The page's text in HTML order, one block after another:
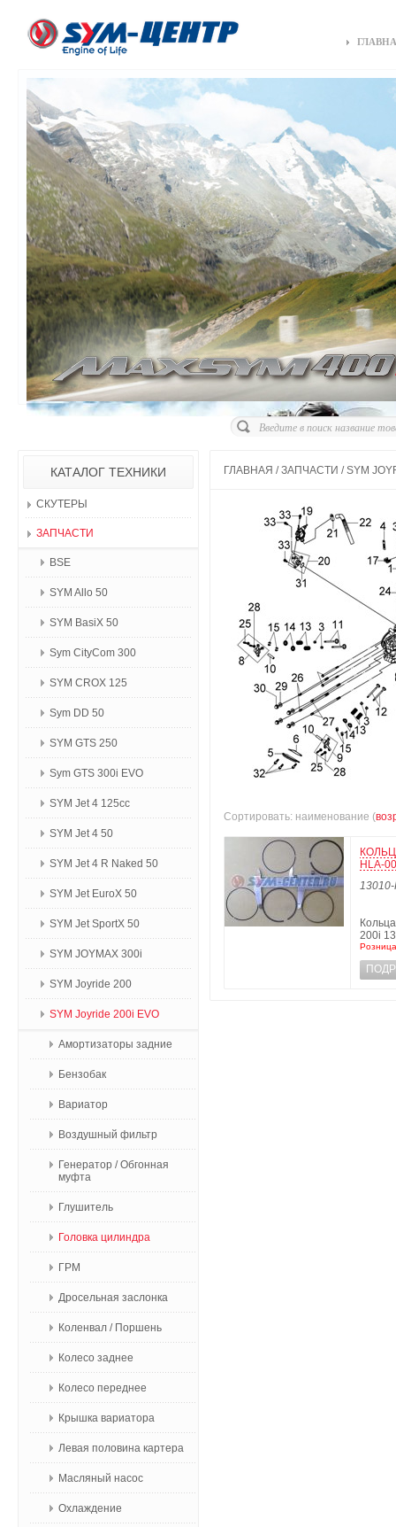
КАТАЛОГ ТЕХНИКИ
СКУТЕРЫ
ЗАПЧАСТИ
BSE
SYM Allo 50
SYM BasiX 50
Sym CityCom 300
SYM CROX 125
Sym DD 50
SYM GTS 250
Sym GTS 300i EVO
SYM Jet 4 125сс
SYM Jet 4 50
SYM Jet 4 R Naked 50
SYM Jet EuroX 50
SYM Jet SportX 50
SYM JOYMAX 300i
SYM Joyride 200
SYM Joyride 200i EVO
Амортизаторы задние
Бензобак
Вариатор
Воздушный фильтр
Генератор / Обгонная
муфта
Глушитель
Головка цилиндра
ГРМ
Дросельная заслонка
Коленвал / Поршень
Колесо заднее
Колесо переднее
Крышка вариатора
Левая половина картера
Масляный насос
Охлаждение
ГЛАВНАЯ / ЗАПЧАСТИ / SYM
Сортировать: наименование (
HLA-
200i